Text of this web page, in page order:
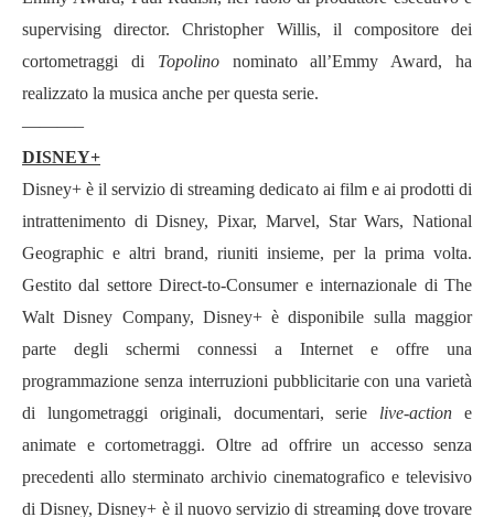
supervising director. Christopher Willis, il compositore dei
cortometraggi di Topolinonominato all’Emmy Award, ha
realizzato la musica anche per questa serie.
———–
DISNEY+
Disney+ è il servizio di streaming dedicato ai film e ai prodotti di
intrattenimento di Disney, Pixar, Marvel, Star Wars, National
Geographic e altri brand, riuniti insieme, per la prima volta.
Gestito dal settore Direct-to-Consumer e internazionale di The
Walt Disney Company, Disney+ è disponibile sulla maggior
parte degli schermi connessi a Internet e offre una
programmazione senza interruzioni pubblicitarie con una varietà
di lungometraggi originali, documentari, serie live-action e
animate e cortometraggi. Oltre ad offrire un accesso senza
precedenti allo sterminato archivio cinematografico e televisivo
di Disney, Disney+ è il nuovo servizio di streaming dove trovare